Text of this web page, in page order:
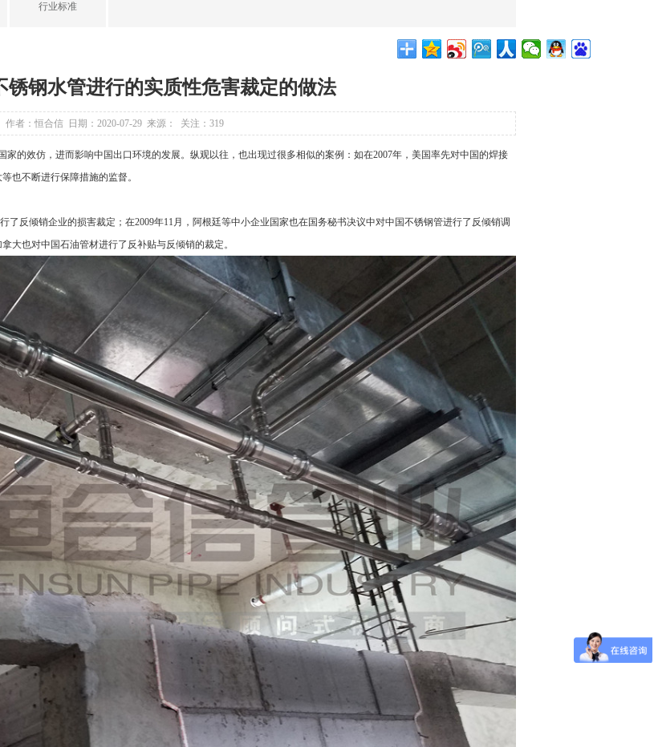
行业标准
锈钢水管进行的实质性危害裁定的做法
作者：恒合信 日期：2020-07-29 来源： 关注： 319
的效仿，进而影响中国出口环境的发展。纵观以往，也出现过很多相似的案例：如在2007年，美国率先对中国的焊接
也不断进行保障措施的监督。
反倾销企业的损害裁定；在2009年11月，阿根廷等中小企业国家也在国务秘书决议中对中国不锈钢管进行了反倾销调
大也对中国石油管材进行了反补贴与反倾销的裁定。